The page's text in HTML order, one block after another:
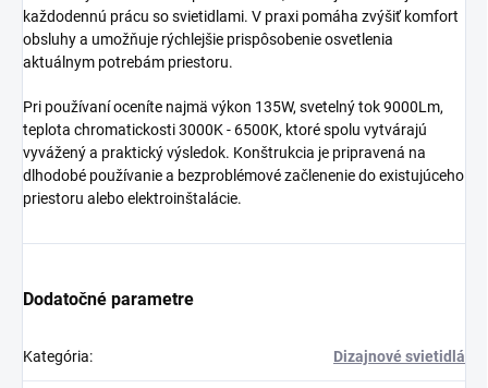
každodennú prácu so svietidlami. V praxi pomáha zvýšiť komfort
obsluhy a umožňuje rýchlejšie prispôsobenie osvetlenia
aktuálnym potrebám priestoru.
Pri používaní oceníte najmä výkon 135W, svetelný tok 9000Lm,
teplota chromatickosti 3000K - 6500K, ktoré spolu vytvárajú
vyvážený a praktický výsledok. Konštrukcia je pripravená na
dlhodobé používanie a bezproblémové začlenenie do existujúceho
priestoru alebo elektroinštalácie.
Dodatočné parametre
Kategória: Dizajnové svietidlá